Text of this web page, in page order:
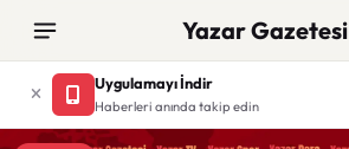
Yazar Gazetesi
Uygulamayı İndir
Haberleri anında takip edin